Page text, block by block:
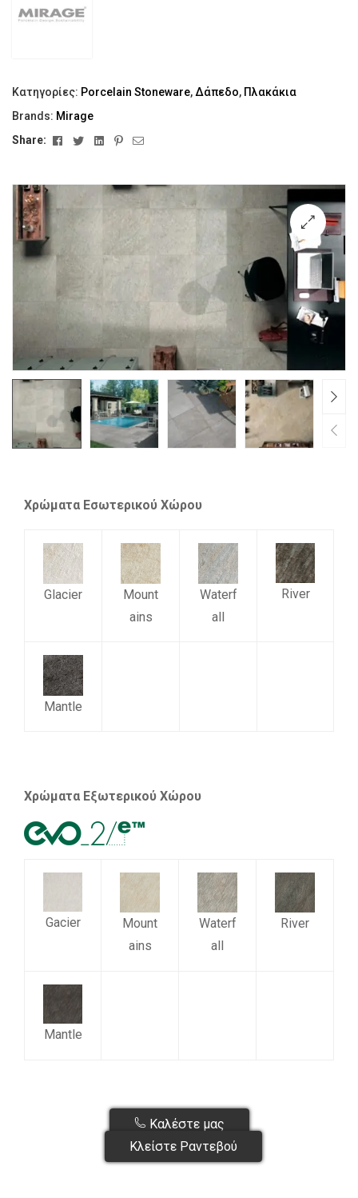
🔍
Κατηγορίες: Porcelain Stoneware, Δάπεδο, Πλακάκια
Brands: Mirage
Share:
FacebookTwitterLinkedinPinterest
Email
Χρώματα Εσωτερικού Χώρου
Glacier
Mount
ains
Waterf
all
River
Mantle
Χρώματα Εξωτερικού Χώρου
Gacier
Mount
ains
Waterf
all
River
Mantle
Καλέστε μας
Κλείστε Ραντεβού